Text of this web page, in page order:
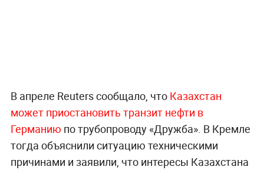
В апреле Reuters сообщало, что Казахстан
может приостановить транзит нефти в
Германию по трубопроводу «Дружба». В Кремле
тогда объяснили ситуацию техническими
причинами и заявили, что интересы Казахстана